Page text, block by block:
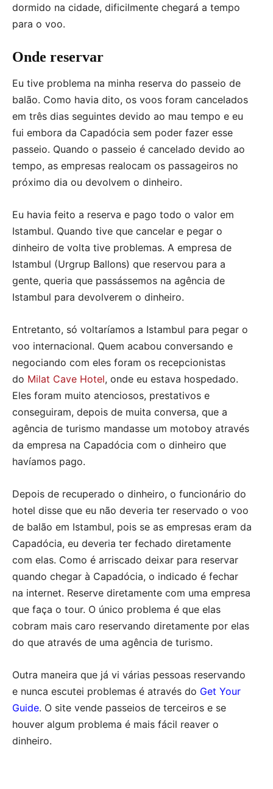
dormido na cidade, dificilmente chegará a tempo
para o voo.
Onde reservar
Eu tive problema na minha reserva do passeio de
balão. Como havia dito, os voos foram cancelados
em três dias seguintes devido ao mau tempo e eu
fui embora da Capadócia sem poder fazer esse
passeio. Quando o passeio é cancelado devido ao
tempo, as empresas realocam os passageiros no
próximo dia ou devolvem o dinheiro.
Eu havia feito a reserva e pago todo o valor em
Istambul. Quando tive que cancelar e pegar o
dinheiro de volta tive problemas. A empresa de
Istambul (Urgrup Ballons) que reservou para a
gente, queria que passássemos na agência de
Istambul para devolverem o dinheiro.
Entretanto, só voltaríamos a Istambul para pegar o
voo internacional. Quem acabou conversando e
negociando com eles foram os recepcionistas
do Milat Cave Hotel, onde eu estava hospedado.
Eles foram muito atenciosos, prestativos e
conseguiram, depois de muita conversa, que a
agência de turismo mandasse um motoboy através
da empresa na Capadócia com o dinheiro que
havíamos pago.
Depois de recuperado o dinheiro, o funcionário do
hotel disse que eu não deveria ter reservado o voo
de balão em Istambul, pois se as empresas eram da
Capadócia, eu deveria ter fechado diretamente
com elas. Como é arriscado deixar para reservar
quando chegar à Capadócia, o indicado é fechar
na internet. Reserve diretamente com uma empresa
que faça o tour. O único problema é que elas
cobram mais caro reservando diretamente por elas
do que através de uma agência de turismo.
Outra maneira que já vi várias pessoas reservando
e nunca escutei problemas é através do Get Your
Guide. O site vende passeios de terceiros e se
houver algum problema é mais fácil reaver o
dinheiro.